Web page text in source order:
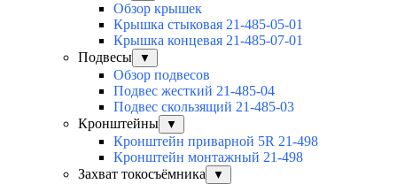
Обзор крышек
Крышка стыковая 21-485-05-01
Крышка концевая 21-485-07-01
Подвесы
▼
Обзор подвесов
Подвес жесткий 21-485-04
Подвес скользящий 21-485-03
Кронштейны
▼
Кронштейн приварной 5R 21-498
Кронштейн монтажный 21-498
Захват токосъёмника
▼